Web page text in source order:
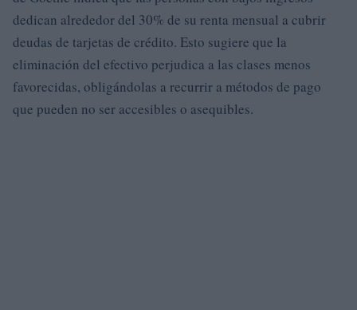
dedican alrededor del 30% de su renta mensual a cubrir
deudas de tarjetas de crédito. Esto sugiere que la
eliminación del efectivo perjudica a las clases menos
favorecidas, obligándolas a recurrir a métodos de pago
que pueden no ser accesibles o asequibles.